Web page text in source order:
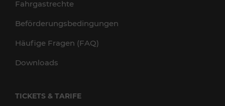
Fahrgastrechte
Beförderungsbedingungen
Häufige Fragen (FAQ)
Downloads
TICKETS & TARIFE